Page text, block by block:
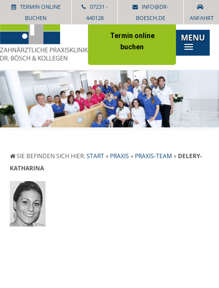
TERMIN ONLINE
BUCHEN
07231 -
440128
INFO@DR-
BOESCH.DE
ANFAHRT
Termin online
buchen
MENU
SIE BEFINDEN SICH HIER:START» PRAXIS » PRAXIS-TEAM » DELERY-
KATHARINA